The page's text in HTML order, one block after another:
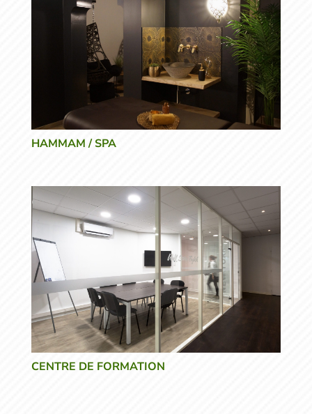
HAMMAM / SPA
CENTRE DE FORMATION